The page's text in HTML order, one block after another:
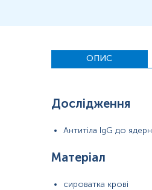
ОПИС
Дослідження
Антитіла IgG до
Матеріал
сироватка крові